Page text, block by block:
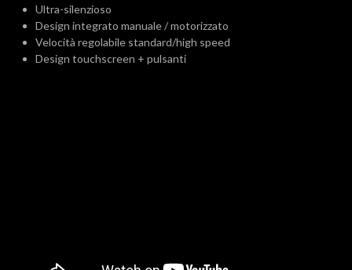
Ultra-silenzioso
Design integrato manuale / motorizzato
Velocità regolabile standard/high speed
Design touchscreen + pulsanti